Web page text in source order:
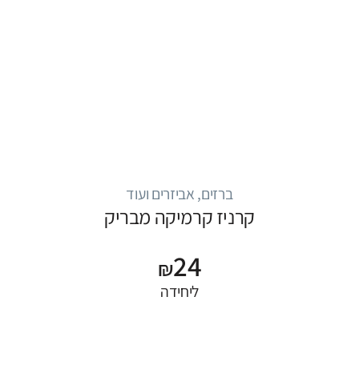
ברזים, אביזרים ועוד
קרניז קרמיקה מבריק
₪24
ליחידה